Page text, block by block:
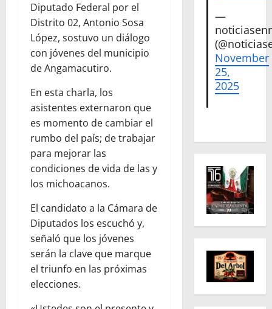
Diputado Federal por el
Distrito 02, Antonio Sosa
López, sostuvo un diálogo
con jóvenes del municipio
de Angamacutiro.
En esta charla, los
asistentes externaron que
es momento de cambiar el
rumbo del país; de trabajar
para mejorar las
condiciones de vida de las y
los michoacanos.
El candidato a la Cámara de
Diputados los escuchó y,
señaló que los jóvenes
serán la clave que marque
el triunfo en las próximas
elecciones.
—
November
25,
2025